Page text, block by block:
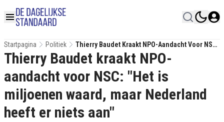
Startpagina Politiek
Thierry Baudet Kraakt NPO-Aandacht Voor NSC:
"Het Is Miljoenen Waard, Maar Nederland Heeft
Er Niets Aan"
Thierry Baudet kraakt NPO-
aandacht voor NSC: "Het is
miljoenen waard, maar Nederland
heeft er niets aan"